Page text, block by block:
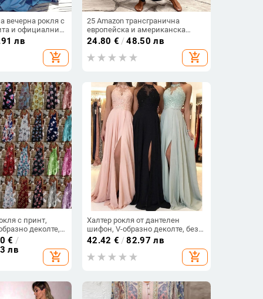
вечерна рокля с
и официални
лв
add_shopping_cart
25 Amazon трансгранична
европейска и американска
плажна блуза, свободна роба,
ваканционен бикини,
слънцезащитен крем, рокля с
24.80 € /48.50 лв
add_shopping_cart
с принт,
деколте,
талия
памук-смес и
€ /
лв
add_shopping_cart
Халтер рокля от дантелен
шифон, V-образно деколте, без
ръкави, дълга рокля А-линия с
цепка
42.42 € /82.97 лв
add_shopping_cart